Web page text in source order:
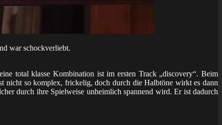
war schockverliebt.
total klasse Kombination ist im ersten Track „discovery“. Beim
nicht so komplex, frickelig, doch durch die Halbtöne wirkt es dann
durch ihre Spielweise unheimlich spannend wird. Er ist dadurch